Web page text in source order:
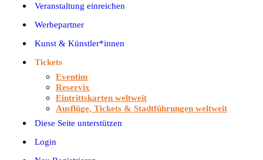
Veranstaltung einreichen
Werbepartner
Kunst & Künstler*innen
Tickets
Eventim
Reservix
Eintrittskarten weltweit
Ausflüge, Tickets & Stadtführungen weltweit
Diese Seite unterstützen
Login